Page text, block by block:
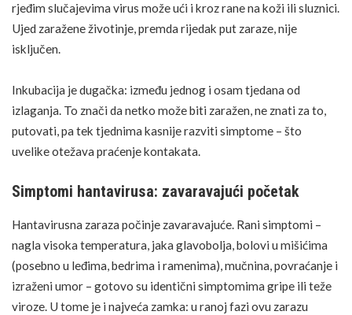
rjeđim slučajevima virus može ući i krozranena koži ili sluznici.
Ujed zaražene životinje, premda rijedak put zaraze, nije
isključen.
Inkubacija je dugačka: između jednog i osam tjedana od
izlaganja. To znači da netko može biti zaražen, ne znati za to,
putovati, pa tek tjednima kasnije razviti simptome – što
uvelike otežava praćenje kontakata.
Simptomi hantavirusa: zavaravajući početak
Hantavirusna zaraza počinje zavaravajuće. Rani simptomi –
nagla visoka temperatura, jaka glavobolja, bolovi u mišićima
(posebno u leđima, bedrima i ramenima), mučnina, povraćanje i
izraženi umor – gotovo su identični simptomima gripe ili teže
viroze. U tome je i najveća zamka: u ranoj fazi ovu zarazu